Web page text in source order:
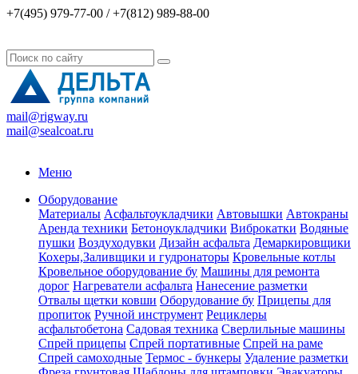
+7(495) 979-77-00 / +7(812) 989-88-00
mail@rigway.ru
mail@sealcoat.ru
Меню
Оборудование
Материалы Асфальтоукладчики Автовышки Автокраны
Аренда техники Бетоноукладчики Виброкатки Водяные
пушки Воздуходувки Дизайн асфальта Демаркировщики
Кохеры,Заливщики и гудронаторы Кровельные котлы
Кровельное оборудование бу Машины для ремонта
дорог Нагреватели асфальта Нанесение разметки
Отвалы щетки ковши Оборудование бу Прицепы для
пропиток Ручной инструмент Рециклеры
асфальтобетона Садовая техника Сверлильные машины
Спрей прицепы Спрей портативные Спрей на раме
Спрей самоходные Термос - бункеры Удаление разметки